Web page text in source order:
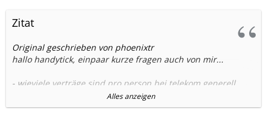
Zitat
Original geschrieben von phoenixtr
hallo handytick, einpaar kurze fragen auch von mir...
- wieviele verträge sind pro person bei telekom generell
ich habe einen studenten vertrag laufen (wird benutzt),
Alles anzeigen